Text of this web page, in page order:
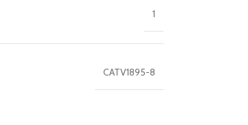
1
CATV1895-8